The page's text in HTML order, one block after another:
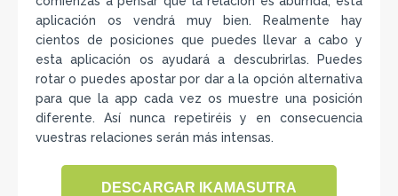
aplicación os vendrá muy bien. Realmente hay
cientos de posiciones que puedes llevar a cabo y
esta aplicación os ayudará a descubrirlas. Puedes
rotar o puedes apostar por dar a la opción alternativa
para que la app cada vez os muestre una posición
diferente. Así nunca repetiréis y en consecuencia
vuestras relaciones serán más intensas.
DESCARGAR IKAMASUTRA